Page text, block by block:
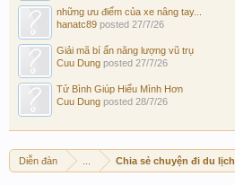
những ưu điểm của xe nâng tay...
hanatc89 posted 27/7/26
Giải mã bí ẩn năng lượng vũ trụ
Cuu Dung posted 27/7/26
Tử Bình Giúp Hiểu Mình Hơn
Cuu Dung posted 28/7/26
Diễn đàn Chia sẻ chuyện đi du lịch